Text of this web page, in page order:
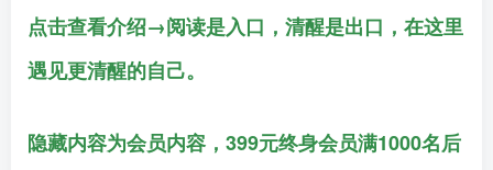
点击查看介绍→阅读是入口，清醒是出口，在这里
遇见更清醒的自己。
隐藏内容为会员内容，399元终身会员满1000名后